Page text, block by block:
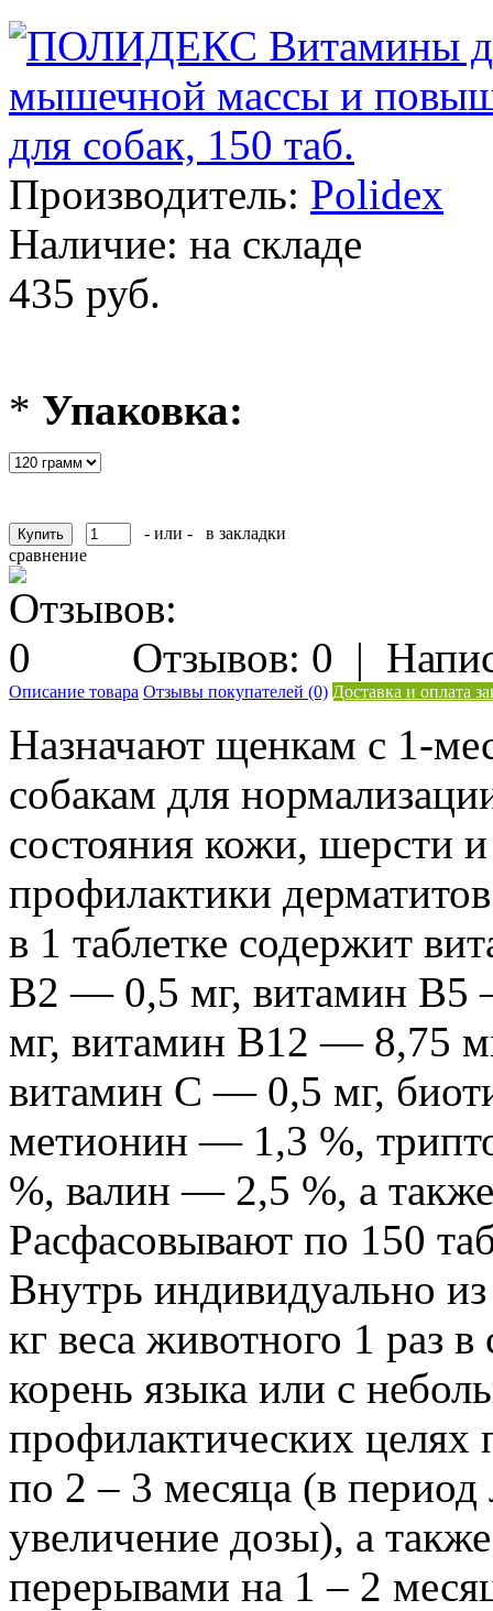
Производитель: Polidex
Наличие: на складе
435 руб.
* Упаковка:
- или -
в закладки
сравнение
Отзывов: 0 |
Описание товара Отзывы покупателей (0) Доставка и оплата
Назначают щенкам с 1-
собакам для
состояния кожи, шерсти
профилактики
в 1 таблетке содержит
B2 — 0,5 мг, витамин
мг, витамин B12 — 8,75
витамин С — 0,5 мг,
метионин — 1,3 %,
%, валин — 2,5 %, а
Расфасовывают по 150
Внутрь индивидуально
кг веса животного 1 раз
корень языка или с
профилактических
по 2 – 3 месяца (в
увеличение дозы), а
перерывами на 1 – 2